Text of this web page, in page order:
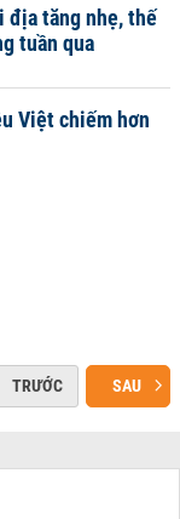
địa tăng nhẹ, thế
tuần qua
Việt chiếm hơn
TRƯỚC SAU